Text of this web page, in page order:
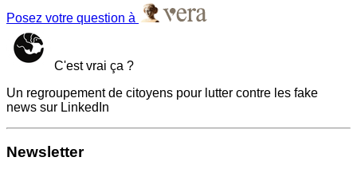
Posez votre question à
C'est vrai ça ?
Un regroupement de citoyens pour lutter contre les fake
news sur LinkedIn
Newsletter